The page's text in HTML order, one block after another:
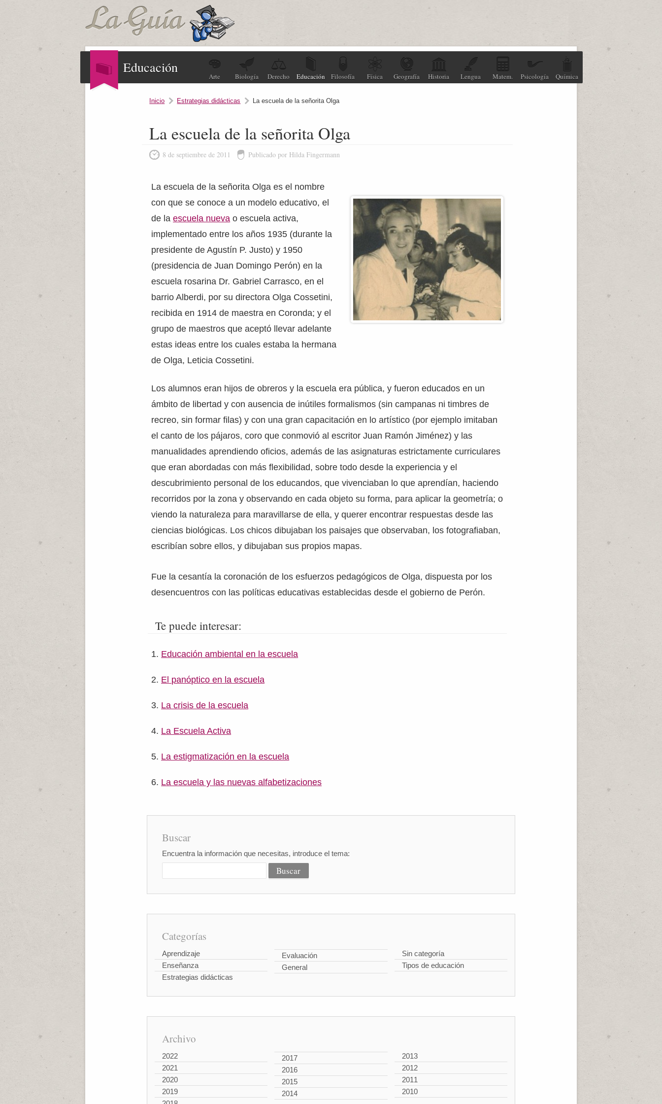
Educación
Arte Biología Derecho Educación Filosofía Física Geografía Historia Lengua Matem. Psicología Química
Inicio Estrategias didácticas La escuela de la señorita Olga
La escuela de la señorita Olga
8 de septiembre de 2011 Publicado por Hilda Fingermann
La escuela de la señorita Olga es el nombre
con que se conoce a un modelo educativo, el
de laescuela nueva o escuela activa,
implementado entre los años 1935 (durante la
presidente de Agustín P. Justo) y 1950
(presidencia de Juan Domingo Perón) en la
escuela rosarina Dr. Gabriel Carrasco, en el
barrio Alberdi, por su directora Olga Cossetini,
recibida en 1914 de maestra en Coronda; y el
grupo de maestros que aceptó llevar adelante
estas ideas entre los cuales estaba la hermana
de Olga, Leticia Cossetini.
Los alumnos eran hijos de obreros y la escuela era pública, y fueron educados en un
ámbito de libertad y con ausencia de inútiles formalismos (sin campanas ni timbres de
recreo, sin formar filas) y con una gran capacitación en lo artístico (por ejemplo imitaban
el canto de los pájaros, coro que conmovió al escritor Juan Ramón Jiménez) y las
manualidades aprendiendo oficios, además de las asignaturas estrictamente curriculares
que eran abordadas con más flexibilidad, sobre todo desde la experiencia y el
descubrimiento personal de los educandos, que vivenciaban lo que aprendían, haciendo
recorridos por la zona y observando en cada objeto su forma, para aplicar la geometría; o
viendo la naturaleza para maravillarse de ella, y querer encontrar respuestas desde las
ciencias biológicas. Los chicos dibujaban los paisajes que observaban, los fotografiaban,
escribían sobre ellos, y dibujaban sus propios mapas.
Fue la cesantía la coronación de los esfuerzos pedagógicos de Olga, dispuesta por los
desencuentros con las políticas educativas establecidas desde el gobierno de Perón.
Te puede interesar:
Educación ambiental en la escuela
El panóptico en la escuela
La crisis de la escuela
La Escuela Activa
La estigmatización en la escuela
La escuela y las nuevas alfabetizaciones
Buscar
Encuentra la información que necesitas, introduce el tema:
Categorías
Aprendizaje
Enseñanza
Estrategias didácticas
Evaluación
General
Sin categoría
Tipos de educación
Archivo
2022
2021
2020
2019
2017
2016
2015
2014
2013
2012
2011
2010